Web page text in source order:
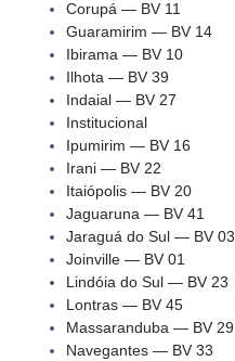
Corupá — BV 11
Guaramirim — BV 14
Ibirama — BV 10
Ilhota — BV 39
Indaial — BV 27
Institucional
Ipumirim — BV 16
Irani — BV 22
Itaiópolis — BV 20
Jaguaruna — BV 41
Jaraguá do Sul — BV 03
Joinville — BV 01
Lindóia do Sul — BV 23
Lontras — BV 45
Massaranduba — BV 29
Navegantes — BV 33